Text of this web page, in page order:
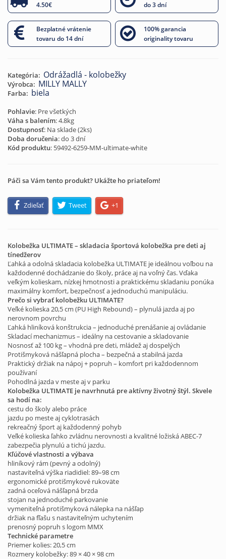
4.50€
do 3 dní
Bezplatné vrátenie
tovaru do 14 dní
100% garancia
originality tovaru
Kategória: Odrážadlá - kolobežky
Výrobca: MILLY MALLY
Farba: biela
Pohlavie: Pre všetkých
Váha s balením: 4.8kg
Dostupnosť: Na sklade (2ks)
Doba doručenia: do 3 dní
Kód produktu: 59492-6259-MM-ultimate-white
Páči sa Vám tento produkt? Ukážte ho priateľom!
Zdieľať Tweet +1
Kolobežka ULTIMATE – skladacia športová kolobežka pre deti aj
tínedžerov
Ľahká a odolná skladacia kolobežka ULTIMATE je ideálnou voľbou na
každodenné dochádzanie do školy, práce aj na voľný čas. Vďaka
veľkým kolieskam, nízkej hmotnosti a praktickému skladaniu ponúka
maximálny komfort, bezpečnosť a jednoduchú manipuláciu.
Prečo si vybrať kolobežku ULTIMATE?
Veľké kolieska 20,5 cm (PU High Rebound) – plynulá jazda aj po
nerovnom povrchu
Ľahká hliníková konštrukcia – jednoduché prenášanie aj ovládanie
Skladací mechanizmus – ideálny na cestovanie a skladovanie
Nosnosť až 100 kg – vhodná pre deti, mládež aj dospelých
Protišmyková nášľapná plocha – bezpečná a stabilná jazda
Praktický držiak na nápoj + popruh – komfort pri každodennom
používaní
Pohodlná jazda v meste aj v parku
Kolobežka ULTIMATE je navrhnutá pre aktívny životný štýl. Skvele
sa hodí na:
cestu do školy alebo práce
jazdu po meste aj cyklotrasách
rekreačný šport aj každodenný pohyb
Veľké kolieska ľahko zvládnu nerovnosti a kvalitné ložiská ABEC-7
zabezpečia plynulú a tichú jazdu.
Kľúčové vlastnosti a výbava
hliníkový rám (pevný a odolný)
nastaviteľná výška riadidiel: 89–98 cm
ergonomické protišmykové rukoväte
zadná oceľová nášľapná brzda
stojan na jednoduché parkovanie
vymeniteľná protišmyková nálepka na nášľap
držiak na fľašu s nastaviteľným uchytením
prenosný popruh s logom MMX
Technické parametre
Priemer kolies: 20,5 cm
Rozmery kolobežky: 89 × 40 × 98 cm